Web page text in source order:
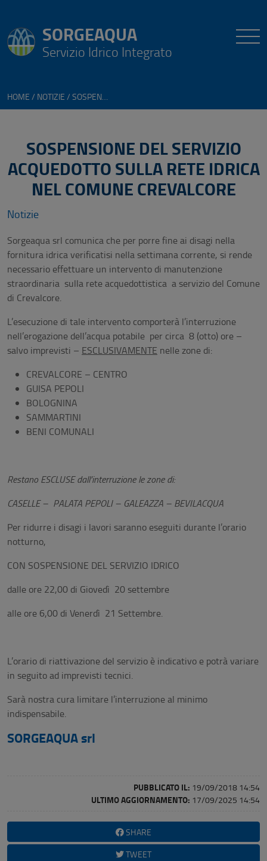
SORGEAQUA
Servizio Idrico Integrato
HOME NOTIZIE SOSPENSIONE DEL SERVIZIO ACQUEDOTTO SULLA RETE IDRICA NEL COMUNE CREVALCORE
SOSPENSIONE DEL SERVIZIO
ACQUEDOTTO SULLA RETE IDRICA
NEL COMUNE CREVALCORE
Notizie
Sorgeaqua srl comunica che per porre fine ai disagi nella
fornitura idrica verificatisi nella settimana corrente, si rende
necessario effettuare un intervento di manutenzione
straordinaria sulla rete acquedottistica a servizio del Comune
di Crevalcore.
L’esecuzione di tale intervento comporterà l’interruzione
nell’erogazione dell’acqua potabile per circa 8 (otto) ore –
salvo imprevisti – ESCLUSIVAMENTE nelle zone di:
CREVALCORE – CENTRO
GUISA PEPOLI
BOLOGNINA
SAMMARTINI
BENI COMUNALI
Restano ESCLUSE dall’interruzione le zone di:
CASELLE – PALATA PEPOLI – GALEAZZA – BEVILACQUA
Per ridurre i disagi i lavori saranno eseguiti durante l’orario
notturno,
CON SOSPENSIONE DEL SERVIZIO IDRICO
dalle ore 22,00 di Giovedì 20 settembre
alle ore 6,00 di Venerdì 21 Settembre.
L’orario di riattivazione del servizio è indicativo e potrà variare
in seguito ad imprevisti tecnici.
Sarà nostra cura limitare l’interruzione al minimo
indispensabile.
SORGEAQUA srl
PUBBLICATO IL: 19/09/2018 14:54
ULTIMO AGGIORNAMENTO: 17/09/2025 14:54
SHARE
TWEET